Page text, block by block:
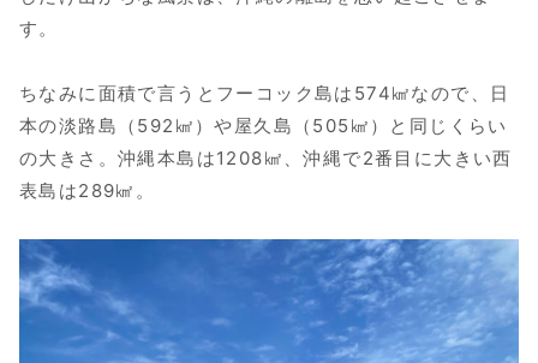
す。
ちなみに面積で言うとフーコック島は574㎢なので、日
本の淡路島（592㎢）や屋久島（505㎢）と同じくらい
の大きさ。沖縄本島は1208㎢、沖縄で2番目に大きい西
表島は289㎢。